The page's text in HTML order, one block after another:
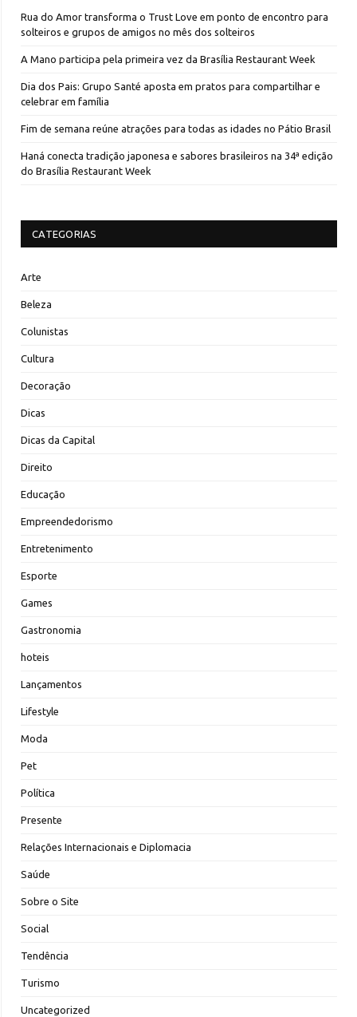
Rua do Amor transforma o Trust Love em ponto de encontro para
solteiros e grupos de amigos no mês dos solteiros
A Mano participa pela primeira vez da Brasília Restaurant Week
Dia dos Pais: Grupo Santé aposta em pratos para compartilhar e
celebrar em família
Fim de semana reúne atrações para todas as idades no Pátio Brasil
Haná conecta tradição japonesa e sabores brasileiros na 34ª edição
do Brasília Restaurant Week
CATEGORIAS
Arte
Beleza
Colunistas
Cultura
Decoração
Dicas
Dicas da Capital
Direito
Educação
Empreendedorismo
Entretenimento
Esporte
Games
Gastronomia
hoteis
Lançamentos
Lifestyle
Moda
Pet
Política
Presente
Relações Internacionais e Diplomacia
Saúde
Sobre o Site
Social
Tendência
Turismo
Uncategorized